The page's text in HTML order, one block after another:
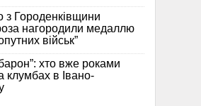
з Городенківщини
нагородили медаллю
військ”
хто вже роками
клумбах в Івано-